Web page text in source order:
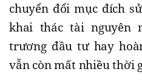
chuyển đổi mục đích
khai thác tài nguyên
trương đầu tư hay
vẫn còn mất nhiều thời